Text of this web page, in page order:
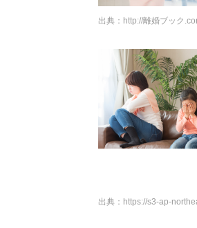
出典： http://離婚ブック
出典： https://s3-ap-